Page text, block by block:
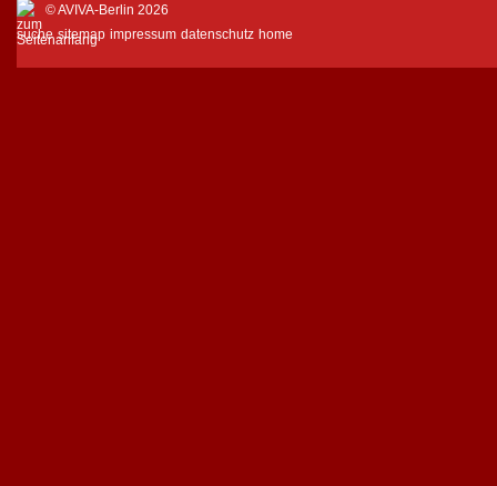
© AVIVA-Berlin 2026
suche sitemap impressum datenschutz home